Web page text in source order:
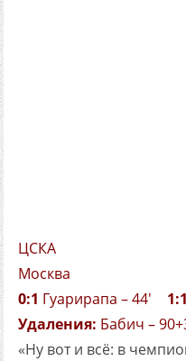
ЦСКА
Москва
0:1 Гуарирапа – 44' 1:1
Удаления: Бабич –
«Ну вот и всё: в